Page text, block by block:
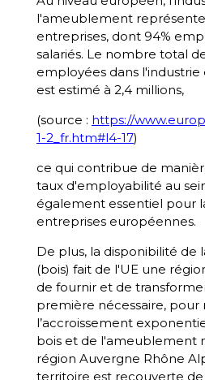
l'ameublement
entreprises, dont 94%
salariés. Le nombre total
employées dans l'industrie
est estimé à 2,4 millions,
(source : https://
1-2_fr.htm#l4-17)
ce qui contribue de
taux d'employabilité au
également essentiel pour
entreprises européennes.
De plus, la disponibilité de
(bois) fait de l'UE une
de fournir et de
première nécessaire, pour
l’accroissement
bois et de l'ameublement
région Auvergne Rhône
territoire est recouverte de